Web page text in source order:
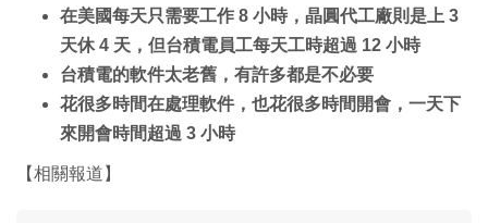
在美國每天只需要工作 8 小時，晶圓代工廠則是上 3
天休 4 天，但台積電員工每天工時超過 12 小時
台積電的軟件太老舊，有許多都是不必要
花很多時間在處理軟件，也花很多時間開會，一天下
來開會時間超過 3 小時
【相關報道】